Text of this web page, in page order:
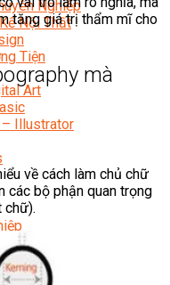
Nghiệp
Nội Thất
Tiện
Art
Illustrator
For Kid & Teen
Sống
Bé
tăng giá trị thẩm mĩ cho
mà
về cách làm chủ chữ
các bộ phận quan trọng
chữ).